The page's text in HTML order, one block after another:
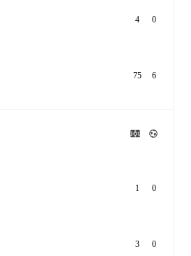
4 0
75 6
1 0
3 0